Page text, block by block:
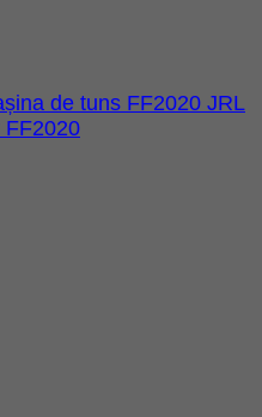
de tuns FF2020 JRL
FF2020